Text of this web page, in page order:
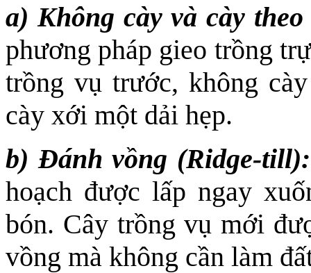
a) Không cày và cày
phương pháp gieo trồng
trồng vụ trước, không
cày xới một dải hẹp.
b) Đánh vồng (Ridge-till):
hoạch được lấp ngay
bón. Cây trồng vụ mới
vồng mà không cần làm